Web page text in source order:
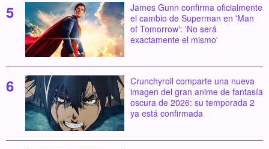
James Gunn confirma oficialmente
el cambio de Superman en 'Man
of Tomorrow': 'No será
exactamente el mismo'
Crunchyroll comparte una nueva
imagen del gran anime de fantasía
oscura de 2026: su temporada 2
ya está confirmada